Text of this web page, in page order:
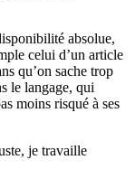
absolue,
celui d’un article
qu’on sache trop
le langage, qui
moins risqué à ses
je travaille